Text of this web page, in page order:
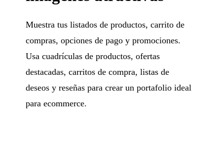
Muestra tus listados de productos, carrito de
compras, opciones de pago y promociones.
Usa cuadrículas de productos, ofertas
destacadas, carritos de compra, listas de
deseos y reseñas para crear un portafolio ideal
para ecommerce.